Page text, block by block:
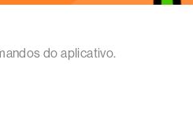
do aplicativo.